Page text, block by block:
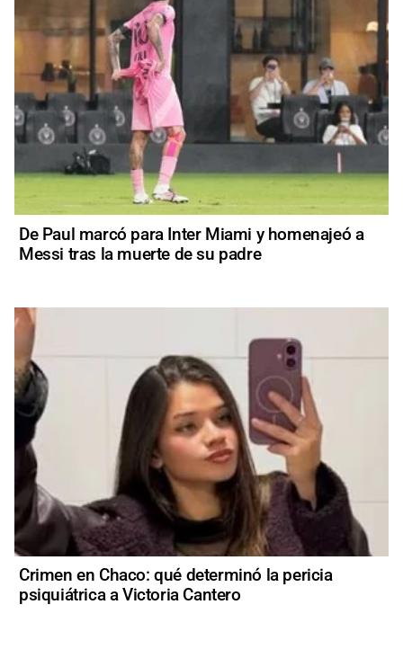
De Paul marcó para Inter Miami y homenajeó a
Messi tras la muerte de su padre
Crimen en Chaco: qué determinó la pericia
psiquiátrica a Victoria Cantero